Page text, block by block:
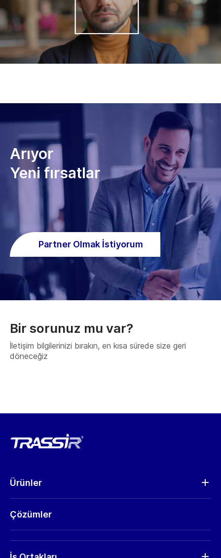
Arıyor
Yeni fırsatlar
Partner Olmak İstiyorum
Bir sorunuz mu var?
İletişim bilgilerinizi bırakın, en kısa sürede size geri
döneceğiz
Ürünler
Kameralar
Donanım
Çözümler